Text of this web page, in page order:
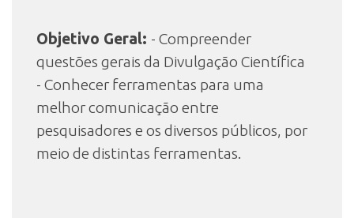
Objetivo Geral: - Compreender
questões gerais da Divulgação Científica
- Conhecer ferramentas para uma
melhor comunicação entre
pesquisadores e os diversos públicos, por
meio de distintas ferramentas.